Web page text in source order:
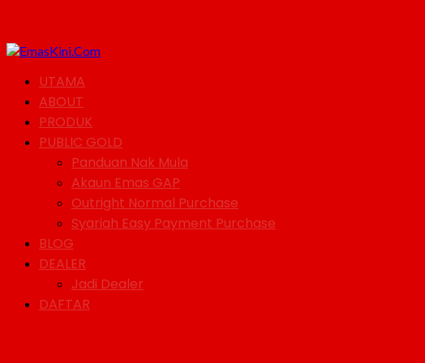
UTAMA
ABOUT
PRODUK
PUBLIC GOLD
Panduan Nak Mula
Akaun Emas GAP
Outright Normal Purchase
Syariah Easy Payment Purchase
BLOG
DEALER
Jadi Dealer
DAFTAR